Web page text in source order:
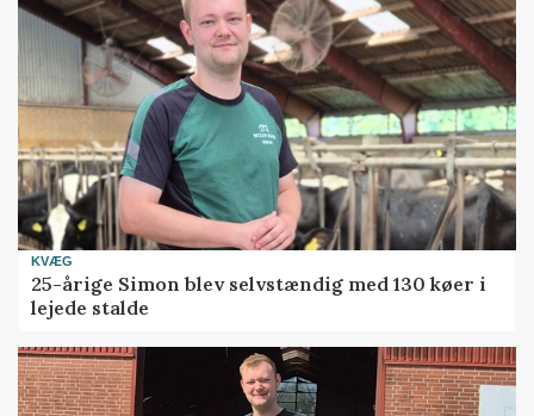
KVÆG
25-årige Simon blev selvstændig med 130 køer i
lejede stalde